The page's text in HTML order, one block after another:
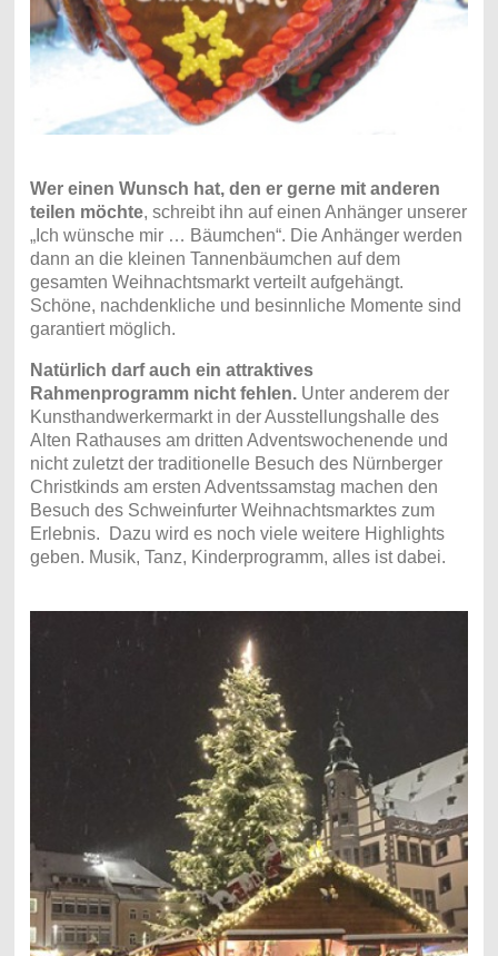
Wer einen Wunsch hat, den er gerne mit anderen
teilen möchte, schreibt ihn auf einen Anhänger unserer
„Ich wünsche mir … Bäumchen“. Die Anhänger werden
dann an die kleinen Tannenbäumchen auf dem
gesamten Weihnachtsmarkt verteilt aufgehängt.
Schöne, nachdenkliche und besinnliche Momente sind
garantiert möglich.
Natürlich darf auch ein attraktives
Rahmenprogramm nicht fehlen. Unter anderem der
Kunsthandwerkermarkt in der Ausstellungshalle des
Alten Rathauses am dritten Adventswochenende und
nicht zuletzt der traditionelle Besuch des Nürnberger
Christkinds am ersten Adventssamstag machen den
Besuch des Schweinfurter Weihnachtsmarktes zum
Erlebnis. Dazu wird es noch viele weitere Highlights
geben. Musik, Tanz, Kinderprogramm, alles ist dabei.